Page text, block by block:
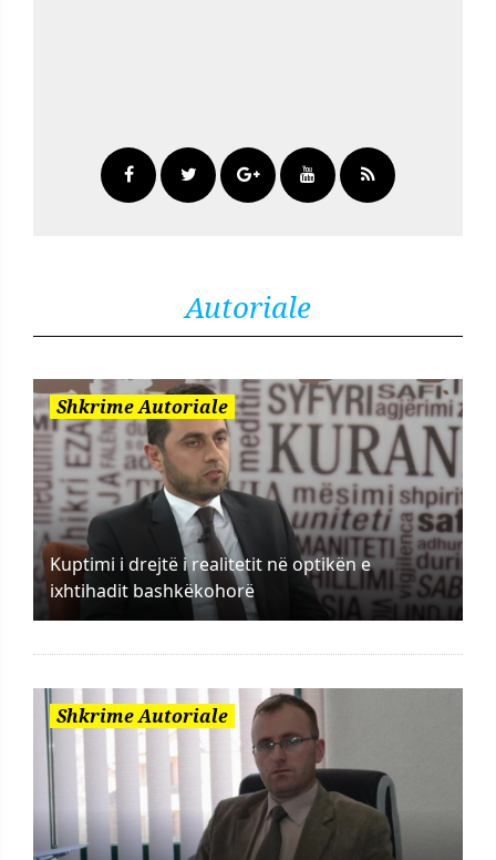
Autoriale
Shkrime Autoriale
Kuptimi i drejtë i realitetit në optikën e
ixhtihadit bashkëkohorë
Shkrime Autoriale